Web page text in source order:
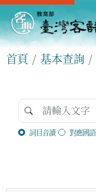
首頁 基本查詢
詞目音讀 對應國語